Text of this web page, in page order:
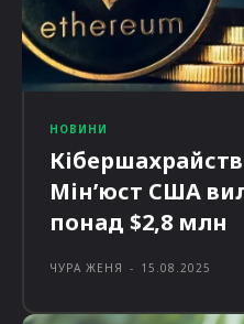
НОВИНИ
Мін’юст США
понад $2,8 млн
ЧУРА ЖЕНЯ - 15.08.2025